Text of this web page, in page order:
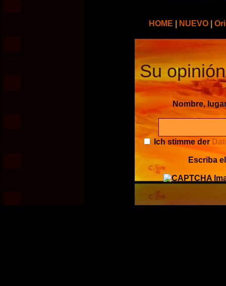
HOME NUEVO
Su
Nombre,
Ich stimme der
Escriba